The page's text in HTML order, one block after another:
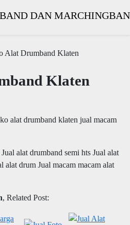
Alat Drumband Klaten
Klaten
Jual alat drumband semi hts Jual alat
alat drum Jual macam macam alat
, Related Post: